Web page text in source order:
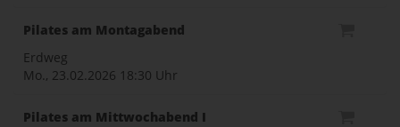
Pilates am Montagabend
Erdweg
Mo., 23.02.2026 18:30 Uhr
Pilates am Mittwochabend I